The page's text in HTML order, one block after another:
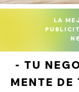
LA
- TU
MENTE DE